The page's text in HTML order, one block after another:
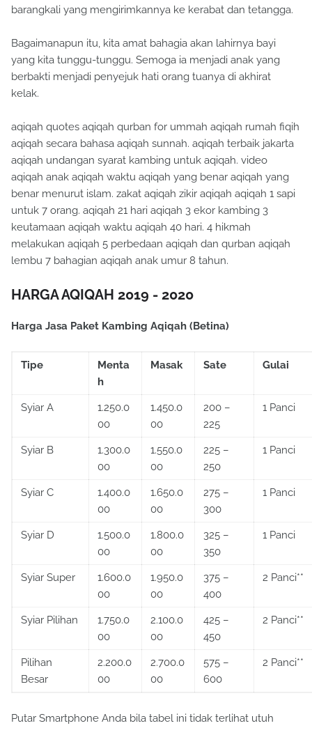
barangkali yang mengirimkannya ke kerabat dan tetangga.
Bagaimanapun itu, kita amat bahagia akan lahirnya bayi
yang kita tunggu-tunggu. Semoga ia menjadi anak yang
berbakti menjadi penyejuk hati orang tuanya di akhirat
kelak.
aqiqah quotes aqiqah qurban for ummah aqiqah rumah fiqih
aqiqah secara bahasa aqiqah sunnah. aqiqah terbaik jakarta
aqiqah undangan syarat kambing untuk aqiqah. video
aqiqah anak aqiqah waktu aqiqah yang benar aqiqah yang
benar menurut islam. zakat aqiqah zikir aqiqah aqiqah 1 sapi
untuk 7 orang. aqiqah 21 hari aqiqah 3 ekor kambing 3
keutamaan aqiqah waktu aqiqah 40 hari. 4 hikmah
melakukan aqiqah 5 perbedaan aqiqah dan qurban aqiqah
lembu 7 bahagian aqiqah anak umur 8 tahun.
HARGA AQIQAH 2019 - 2020
Harga Jasa Paket Kambing Aqiqah (Betina)
Tipe
Menta
h
Masak Sate Gulai
Syiar A
1.250.0
00
1.450.0
00
200 –
225
1 Panci
Syiar B
1.300.0
00
1.550.0
00
225 –
250
1 Panci
Syiar C
1.400.0
00
1.650.0
00
275 –
300
1 Panci
Syiar D
1.500.0
00
1.800.0
00
325 –
350
1 Panci
Syiar Super
1.600.0
00
1.950.0
00
375 –
400
2 Panci**
Syiar Pilihan
1.750.0
00
2.100.0
00
425 –
450
2 Panci**
Pilihan
Besar
2.200.0
00
2.700.0
00
575 –
600
2 Panci**
Putar Smartphone Anda bila tabel ini tidak terlihat utuh